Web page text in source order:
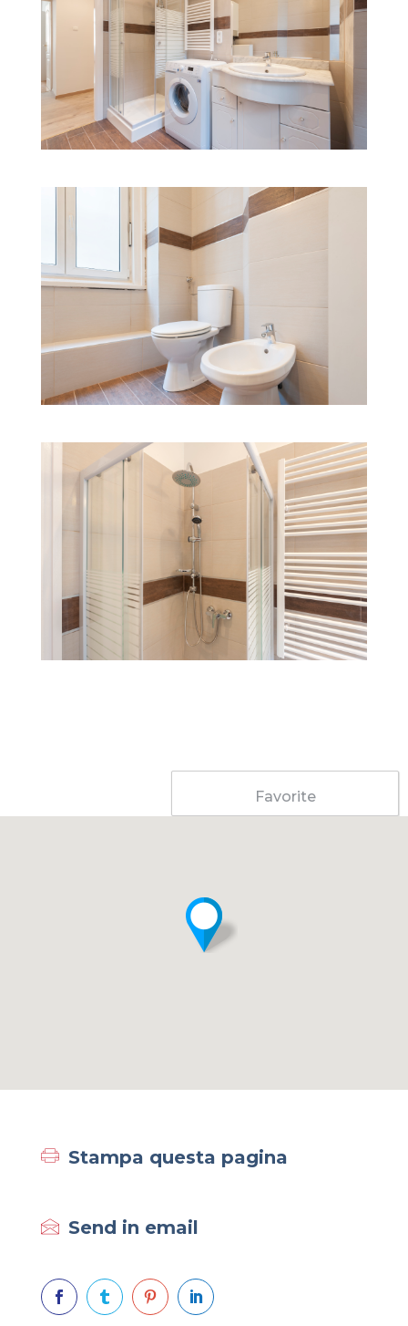
Favorite
Stampa questa pagina
Send in email
   